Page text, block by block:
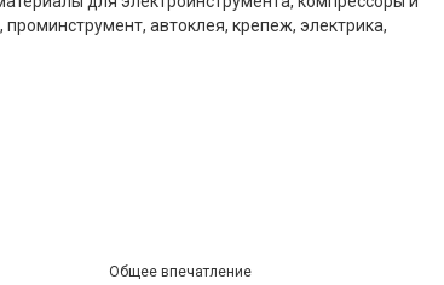
автоклея, крепеж, электрика,
Общее впечатление